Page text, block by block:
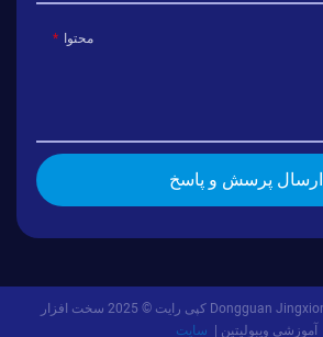
محتوا
ارسال پرسش و پاسخ
کپی رایت © 2025 سخت افزار Dongguan Jingxiong & شرکت الکترونیک ،
آموزشی ویبولیتین | سایت